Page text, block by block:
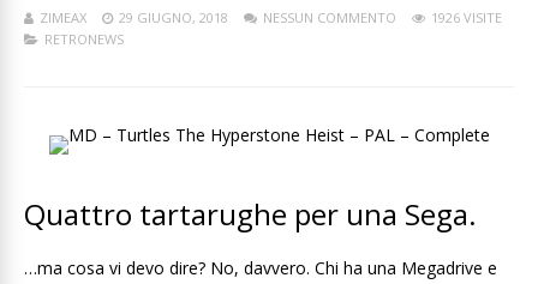
ZIMEAX 29 GIUGNO, 2018 NESSUN COMMENTO
1926 VISITE
RETRONEWS
Quattro tartarughe per una Sega.
…ma cosa vi devo dire? No, davvero. Chi ha una Megadrive e